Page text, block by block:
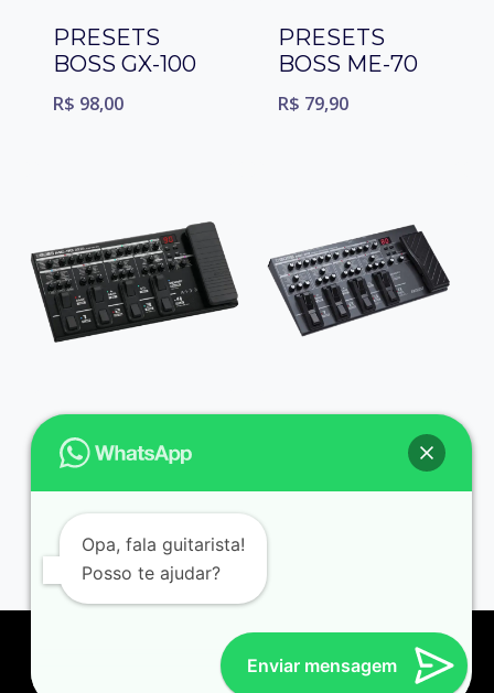
PRESETS
BOSS GX-100
R$ 98,00
PRESETS
BOSS ME-70
R$ 79,90
BOSS ME-90
R$79,90
BOSS ME-80
R$79,90
© 2026 Johny Mafra | Desenvolvido porGabriel Almeida
Opa, fala guitarista!
Posso te ajudar?
Enviar mensagem